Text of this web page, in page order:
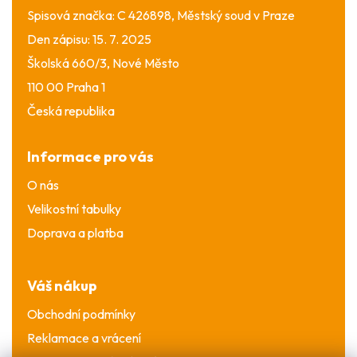
Spisová značka: C 426898, Městský soud v Praze
Den zápisu: 15. 7. 2025
Školská 660/3, Nové Město
110 00 Praha 1
Česká republika
Informace pro vás
O nás
Velikostní tabulky
Doprava a platba
Váš nákup
Obchodní podmínky
Reklamace a vrácení